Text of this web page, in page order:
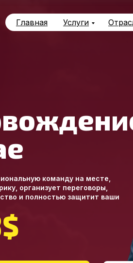
Главная Услуги
команду на месте,
организует переговоры,
и полностью защитит ваши